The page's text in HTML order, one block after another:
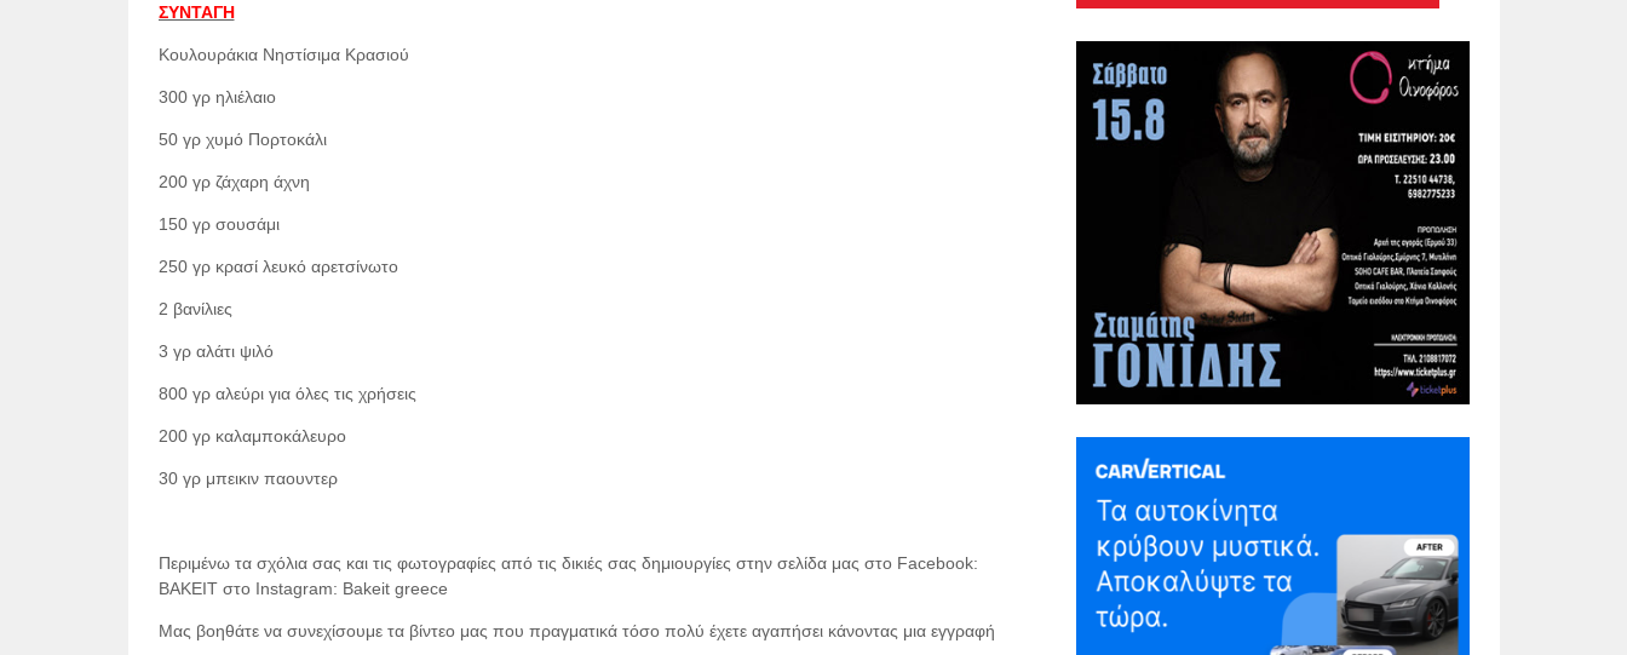
ΣΥΝΤΑΓΗ
Κουλουράκια Νηστίσιμα Κρασιού
300 γρ ηλιέλαιο
50 γρ χυμό Πορτοκάλι
200 γρ ζάχαρη άχνη
150 γρ σουσάμι
250 γρ κρασί λευκό αρετσίνωτο
2 βανίλιες
3 γρ αλάτι ψιλό
800 γρ αλεύρι για όλες τις χρήσεις
200 γρ καλαμποκάλευρο
30 γρ μπεικιν παουντερ
Περιμένω τα σχόλια σας και τις φωτογραφίες από τις δικιές σας δημιουργίες στην σελίδα μας στο Facebook:
ΒΑΚΕΙΤ στο Instagram: Bakeit greece
Μας βοηθάτε να συνεχίσουμε τα βίντεο μας που πραγματικά τόσο πολύ έχετε αγαπήσει κάνοντας μια εγγραφή